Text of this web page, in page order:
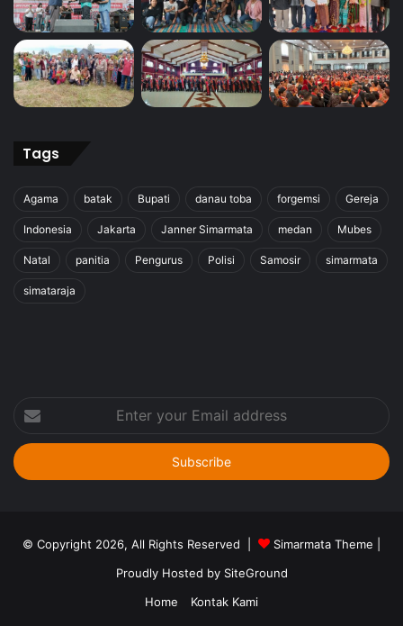
Tags
Agama batak Bupati danau toba forgemsi Gereja
Indonesia Jakarta Janner Simarmata medan Mubes
Natal panitia Pengurus Polisi Samosir simarmata
simataraja
Enter
your
Email
address
© Copyright 2026, All Rights Reserved | Simarmata Theme
Proudly Hosted by SiteGround
Home
Kontak Kami